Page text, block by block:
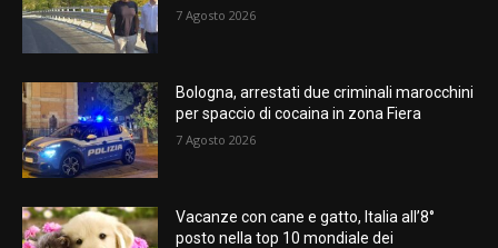
7 Agosto 2026
Bologna, arrestati due criminali marocchini
per spaccio di cocaina in zona Fiera
7 Agosto 2026
Vacanze con cane e gatto, Italia all’8°
posto nella top 10 mondiale dei